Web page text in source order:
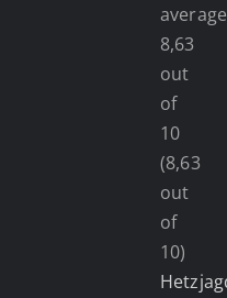
(8,63
out
of
10)